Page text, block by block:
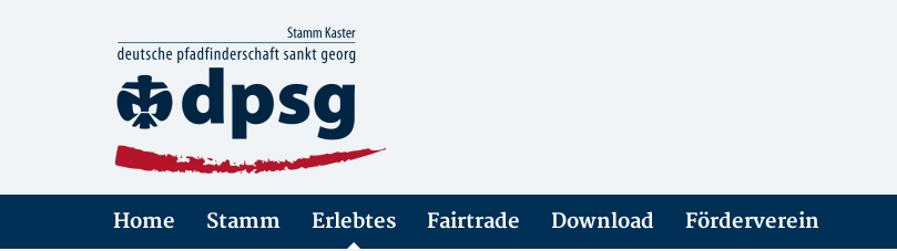
Home Stamm Erlebtes Fairtrade Download Förderverein